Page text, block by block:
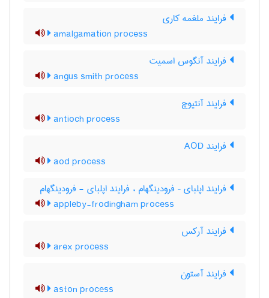
فرایند ملغمه کاری
amalgamation process
فرایند آنگوس اسمیت
angus smith process
فرایند آنتیوچ
antioch process
فرایند AOD
aod process
فرایند اپلبای – فرودینگهام ، فرایند اپلبای - فرودینگهام
appleby-frodingham process
فرایند آرکس
arex process
فرایند آستون
aston process